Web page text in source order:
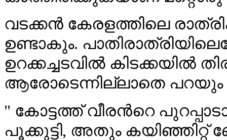
വടക്കൻ കേരളത്തിലെ
ഉണ്ടാകും.
ഉറക്കച്ചടവിൽ കിടക്കയിൽ
ആരോടെന്നില്ലാതെ പറയും
" കോട്ടത്ത് വീരൻറെ
പൂക്കുട്ടി, അതും കയിഞ്ഞിറ്റ്